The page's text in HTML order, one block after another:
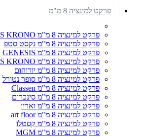
פרקט למינציה 8 מ"מ
פרקט למינציה 8 מ"מ SWISS KRONO
פרקט למינציה 8 מ"מ נקסט סטפ
פרקט למינציה 8 מ"מ GENESIS
פרקט למינציה 8 מ"מ SWISS KRONO רחב
פרקט למינציה 8 מ"מ יורוהום
פרקט למינציה 8 מ"מ סופר נטורל
פרקט למינציה 8 מ"מ Classen
פרקט למינציה 8 מ"מ סינכרום
פרקט למינציה 8 מ"מ ואריו
פרקט למינציה 8 מ"מ art floor
פרקט למינציה 8 מ"מ קסטלו
פרקט למינציה 8 מ"מ MGM